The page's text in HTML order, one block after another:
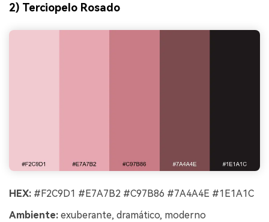
2) Terciopelo Rosado
HEX: #F2C9D1 #E7A7B2 #C97B86 #7A4A4E #1E1A1C
Ambiente: exuberante, dramático, moderno